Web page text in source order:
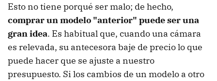
Esto no tiene porqué ser malo; de hecho,
comprar un modelo "anterior" puede ser una
gran idea. Es habitual que, cuando una cámara
es relevada, su antecesora baje de precio lo que
puede hacer que se ajuste a nuestro
presupuesto. Si los cambios de un modelo a otro